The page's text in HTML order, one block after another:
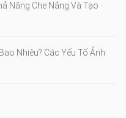
Năng Che Nắng Và Tạo
Nhiêu? Các Yếu Tố Ảnh